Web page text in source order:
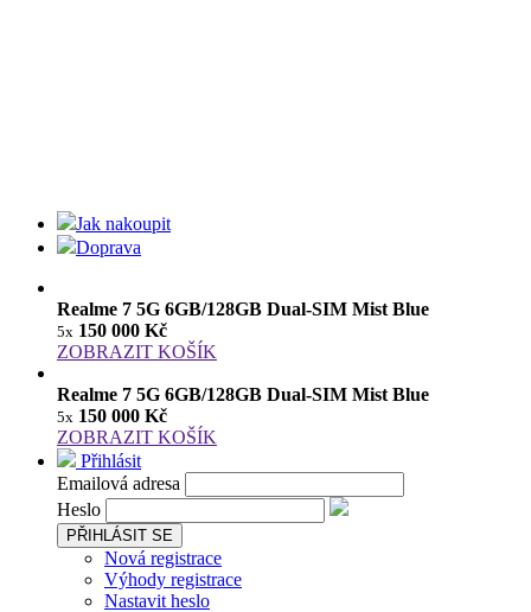
Jak nakoupit
Doprava
Realme 7 5G 6GB/128GB Dual-SIM Mist Blue
5x 150 000 Kč
ZOBRAZIT KOŠÍK
Realme 7 5G 6GB/128GB Dual-SIM Mist Blue
5x 150 000 Kč
ZOBRAZIT KOŠÍK
Přihlásit
Emailová adresa
Heslo
PŘIHLÁSIT SE
Nová registrace
Výhody registrace
Nastavit heslo